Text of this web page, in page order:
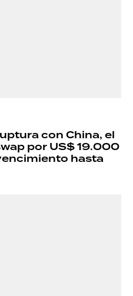
con China, el
por US$ 19.000
hasta